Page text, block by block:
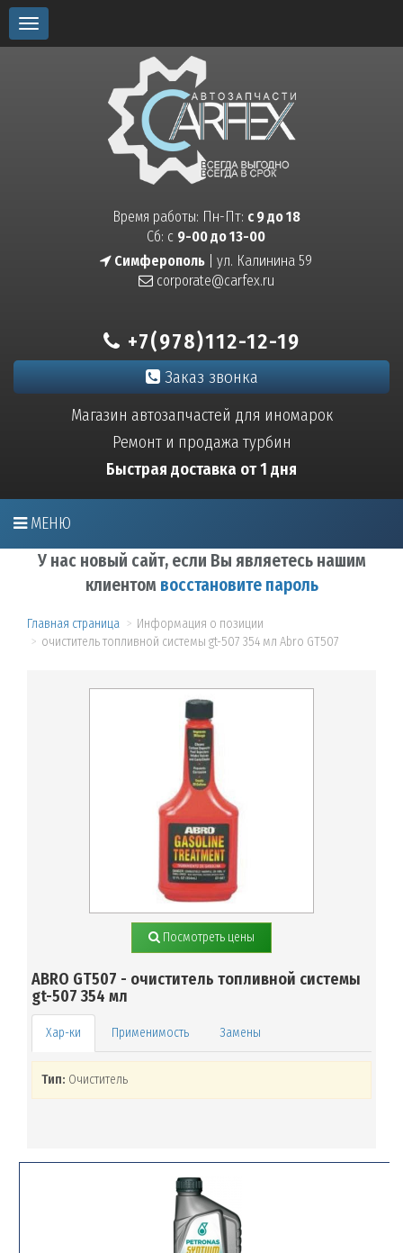
Toggle
navigation
Время работы: Пн-Пт: с 9 до 18
Сб: с 9-00 до 13-00
Симферополь | ул. Калинина 59
corporate@carfex.ru
+7(978)112-12-19
Заказ звонка
Магазин автозапчастей для иномарок
Ремонт и продажа турбин
Быстрая доставка от 1 дня
МЕНЮ
У нас новый сайт, если Вы являетесь нашим
клиентом восстановите пароль
Главная страница
Информация о позиции
очиститель топливной системы gt-507 354 мл Abro GT507
Посмотреть цены
ABRO GT507 - очиститель топливной системы
gt-507 354 мл
Применимость Замены
Тип: Очиститель